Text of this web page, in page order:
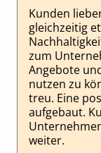
Kunden
gleichzeitig
zum
Angebote
nutzen zu
treu. Eine
aufgebaut.
weiter.